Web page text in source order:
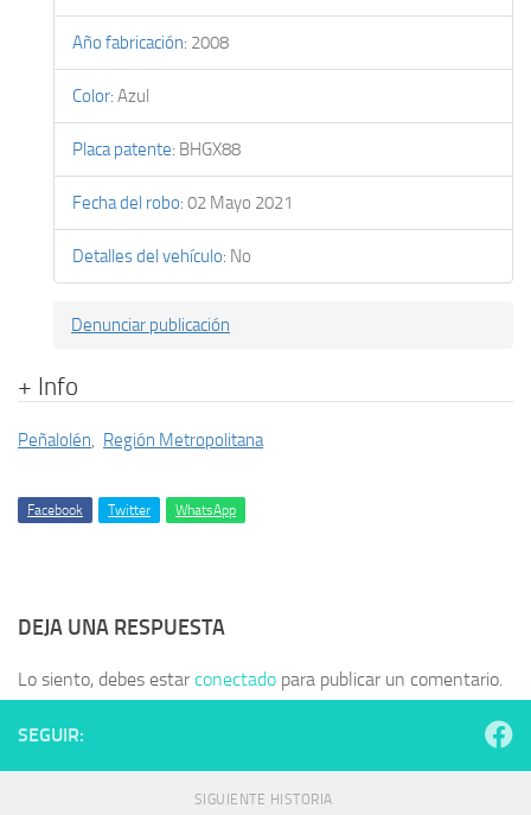
Año fabricación: 2008
Color: Azul
Placa patente: BHGX88
Fecha del robo: 02 Mayo 2021
Detalles del vehículo: No
Denunciar publicación
+ Info
Peñalolén, Región Metropolitana
Facebook Twitter WhatsApp
DEJA UNA RESPUESTA
Lo siento, debes estarconectado para publicar un comentario.
SEGUIR:
SIGUIENTE HISTORIA